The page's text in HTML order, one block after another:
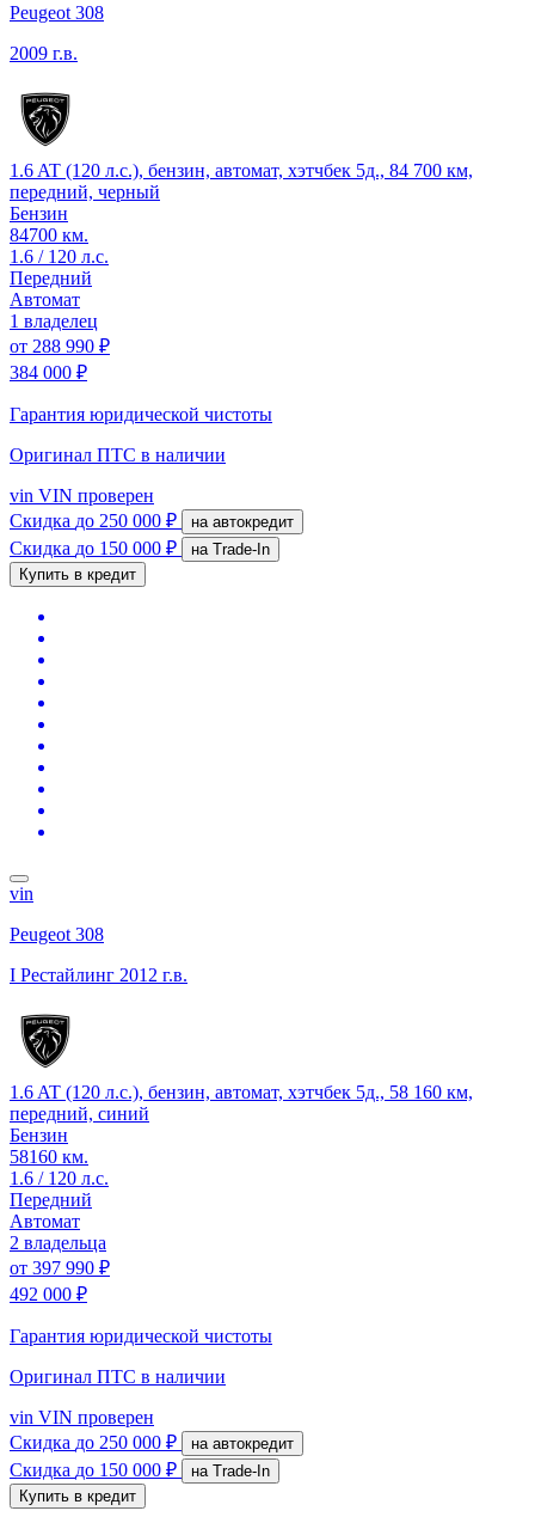
Peugeot 308
2009 г.в.
1.6 AT (120 л.с.), бензин, автомат, хэтчбек 5д., 84 700 км,
передний, черный
Бензин
84700 км.
1.6 / 120 л.с.
Передний
Автомат
1 владелец
от 288 990 ₽
384 000 ₽
Гарантия юридической чистоты
Оригинал ПТС в наличии
vin VIN проверен
Скидка до 250 000 ₽ на автокредит
Скидка до 150 000 ₽
на Trade-In
Купить в кредит
vin
Peugeot 308
I Рестайлинг 2012 г.в.
1.6 AT (120 л.с.), бензин, автомат, хэтчбек 5д., 58 160 км,
передний, синий
Бензин
58160 км.
1.6 / 120 л.с.
Передний
Автомат
2 владельца
от 397 990 ₽
492 000 ₽
Гарантия юридической чистоты
Оригинал ПТС в наличии
vin VIN проверен
Скидка до 250 000 ₽ на автокредит
Скидка до 150 000 ₽
на Trade-In
Купить в кредит